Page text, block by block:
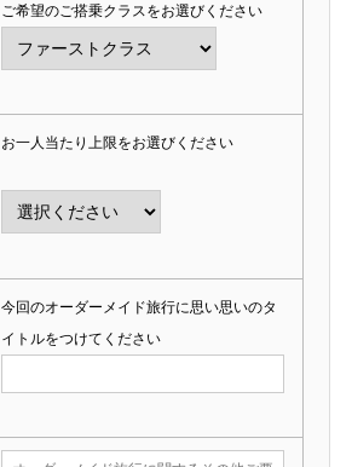
ご希望のご搭乗クラスをお選びください
お一人当たり上限をお選びください
今回のオーダーメイド旅行に思い思いのタ
イトルをつけてください